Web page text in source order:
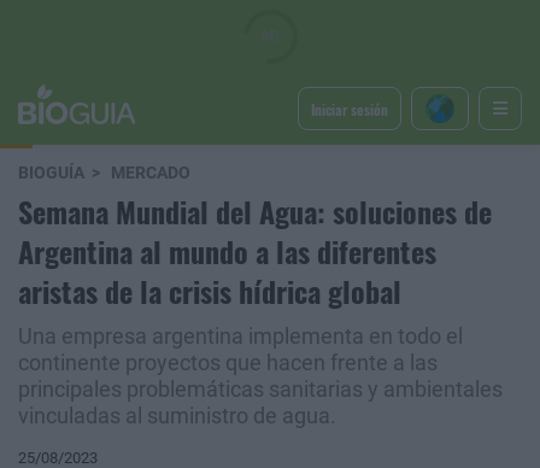
Iniciar sesión
BIOGUÍA MERCADO
Semana Mundial del Agua: soluciones de
Argentina al mundo a las diferentes
aristas de la crisis hídrica global
Una empresa argentina implementa en todo el
continente proyectos que hacen frente a las
principales problemáticas sanitarias y ambientales
vinculadas al suministro de agua.
25/08/2023